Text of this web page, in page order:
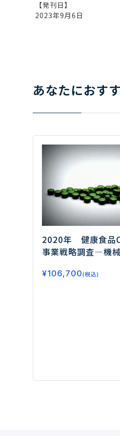
【発刊日】
2023年9月6日
あなたにおす
2020年 健康食品
事業戦略調査―機
材投資が活発化―
¥106,700(税込)